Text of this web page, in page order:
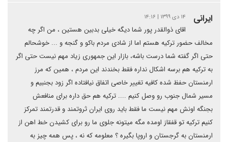
ایرانی ۱۴ دی ۱۳۹۹ | ۱۴:۱۶
اقای ذوالقدر پور شما دیگه خیلی بدبین هستین ، من اگر چه
مخالف حضور ترکیه هستم اما از شادی مردم باکو و گنجه و ... خوشحالم
حتی اگر گفته شما درست باشه، بازار این جمهوری زیاد مهم نیست حتی اگر
به ترکیه هم برسه اشکال نداره فقط بخندند این مردم ، همین که مرز
ارمنستان حفظ شده کافیه تغییر خاصی اتفاق نیافتاده اگر زود بجنبیم و
مسیر شمال جنوب رو وصل کنیم .... ترکیه هم حق داره برای منافعش
بجنگه اونش مهم نیست ما فقط باید روی ایران ثروتمند و قدرتمند تمرکز
کنیم ترکیه تو قفقاز اومده مگه میتونه جلوی ما رو برای کشیدن خط اهن از
ارمنستان به گرجستان و اروپا بگیره ؟ معلومه که نه ، پس همه چیز به